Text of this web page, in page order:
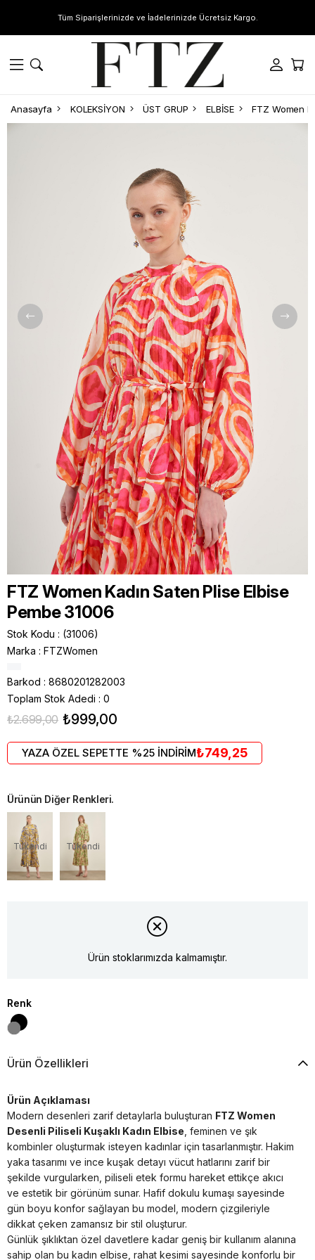
Tüm Siparişlerinizde ve İadelerinizde Ücretsiz Kargo.
Anasayfa KOLEKSİYON ÜST GRUP ELBİSE FTZ Women
FTZ Women Kadın Saten Plise Elbise
Pembe 31006
Stok Kodu
(31006)
Marka : FTZWomen
Barkod : 8680201282003
Toplam Stok Adedi : 0
₺2.699,00 ₺999,00
YAZA ÖZEL SEPETTE %25 İNDİRİM₺749,25
Ürünün Diğer Renkleri.
Tükendi Tükendi
Ürün stoklarımızda kalmamıştır.
Renk
Ürün Özellikleri
Ürün Açıklaması
Modern desenleri zarif detaylarla buluşturan FTZ Women
Desenli Piliseli Kuşaklı Kadın Elbise , feminen ve şık
kombinler oluşturmak isteyen kadınlar için tasarlanmıştır. Hakim
yaka tasarımı ve ince kuşak detayı vücut hatlarını zarif bir
şekilde vurgularken, piliseli etek formu hareket ettikçe akıcı
ve estetik bir görünüm sunar. Hafif dokulu kumaşı sayesinde
gün boyu konfor sağlayan bu model, modern çizgileriyle
dikkat çeken zamansız bir stil oluşturur.
Günlük şıklıktan özel davetlere kadar geniş bir kullanım alanına
sahip olan bu kadın elbise, rahat kesimi sayesinde konforlu bir